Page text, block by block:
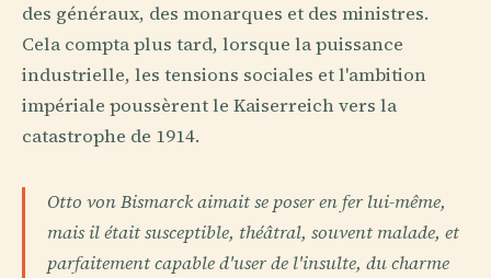
des généraux, des monarques et des ministres.
Cela compta plus tard, lorsque la puissance
industrielle, les tensions sociales et l'ambition
impériale poussèrent le Kaiserreich vers la
catastrophe de 1914.
Otto von Bismarck aimait se poser en fer lui-même,
mais il était susceptible, théâtral, souvent malade, et
parfaitement capable d'user de l'insulte, du charme